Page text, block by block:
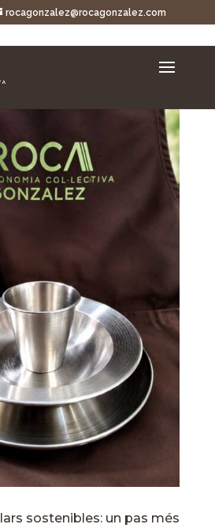
rocagonzalez@rocagonzalez.com
sostenibles: un pas més